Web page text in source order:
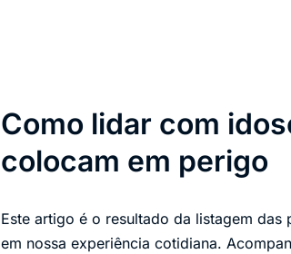
Como lidar com
colocam em perigo
Este artigo é o resultado da listagem das
em nossa experiência cotidiana.